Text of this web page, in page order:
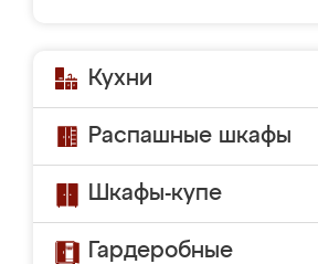
Кухни
Распашные шкафы
Шкафы-купе
Гардеробные